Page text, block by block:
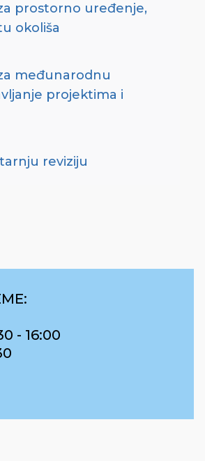
prostorno uređenje,
okoliša
međunarodnu
projektima i
reviziju
- 16:00